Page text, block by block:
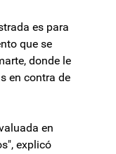
es para
que se
donde le
en contra de
en
explicó